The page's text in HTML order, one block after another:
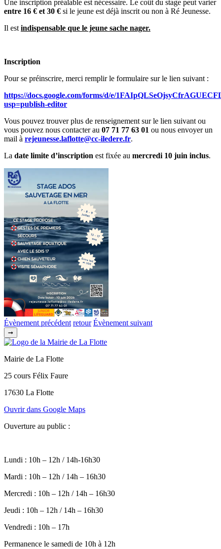
Une inscription préalable est nécessaire. Le coût du stage peut varier
entre 16 € et 30 € si le jeune est déjà inscrit ou non à Ré Jeunesse.
Il est indispensable que le jeune sache nager.
Inscription
Pour se préinscrire, merci remplir le formulaire sur le lien suivant :
https://docs.google.com/forms/d/e/
usp=publish-editor
Vous pouvez trouver plus de renseignement sur le lien suivant ou
vous pouvez nous contacter au 07 71 77 63 01 ou nous envoyer un
mail à rejeunesse.laflotte@cc-iledere.fr.
La date limite d’inscription est fixée au mercredi 10 juin inclus.
Évènement précédent retour Évènement suivant
➞
Mairie de La Flotte
25 cours Félix Faure
17630 La Flotte
Ouvrir dans Google Maps
Ouverture au public :
Lundi : 10h – 12h / 14h-16h30
Mardi : 10h – 12h / 14h – 16h30
Mercredi : 10h – 12h / 14h – 16h30
Jeudi : 10h – 12h / 14h – 16h30
Vendredi : 10h – 17h
Permanence le samedi de 10h à 12h